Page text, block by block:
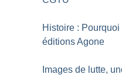
Histoire :
éditions Agone
Images de lutte,